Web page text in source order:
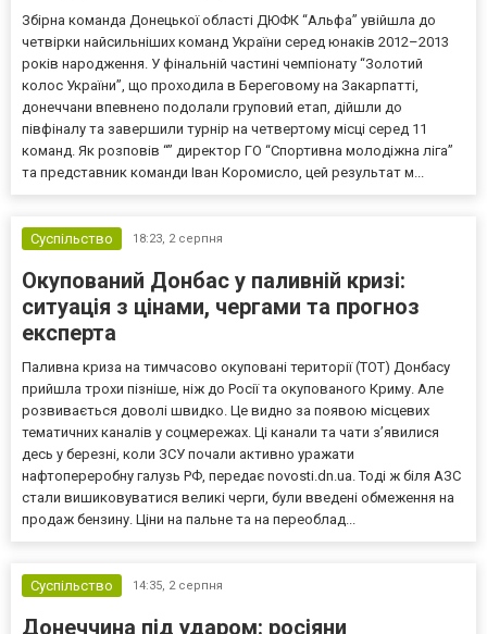
Збірна команда Донецької області ДЮФК “Альфа” увійшла до
четвірки найсильніших команд України серед юнаків 2012–2013
років народження. У фінальній частині чемпіонату “Золотий
колос України”, що проходила в Береговому на Закарпатті,
донеччани впевнено подолали груповий етап, дійшли до
півфіналу та завершили турнір на четвертому місці серед 11
команд. Як розповів “” директор ГО “Спортивна молодіжна ліга”
та представник команди Іван Коромисло, цей результат м...
Суспільство 18:23, 2 серпня
Окупований Донбас у паливній кризі:
ситуація з цінами, чергами та прогноз
експерта
Паливна криза на тимчасово окуповані території (ТОТ) Донбасу
прийшла трохи пізніше, ніж до Росії та окупованого Криму. Але
розвивається доволі швидко. Це видно за появою місцевих
тематичних каналів у соцмережах. Ці канали та чати з’явилися
десь у березні, коли ЗСУ почали активно уражати
нафтопереробну галузь РФ, передає novosti.dn.ua. Тоді ж біля АЗС
стали вишиковуватися великі черги, були введені обмеження на
продаж бензину. Ціни на пальне та на переоблад...
Суспільство 14:35, 2 серпня
Донеччина під ударом: росіяни